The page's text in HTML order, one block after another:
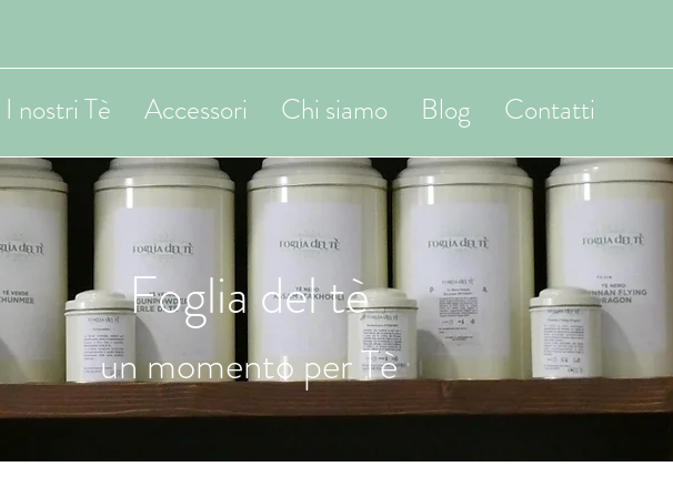
I nostri Tè Accessori Chi siamo Blog Contatti
Foglia del tè
un momento per Tè